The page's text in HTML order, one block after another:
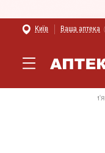
Київ Ваша аптека
Від болю в